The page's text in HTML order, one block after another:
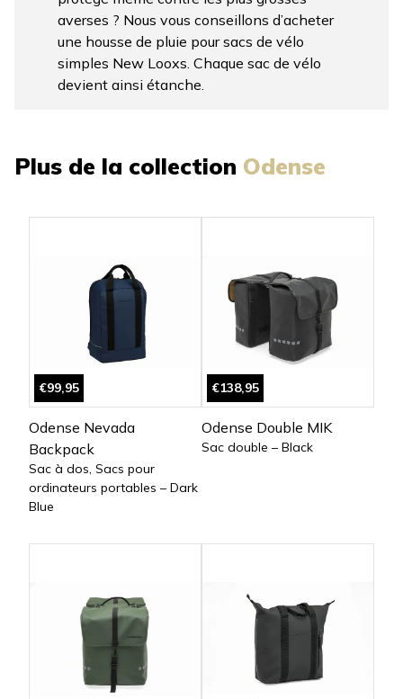
averses ? Nous vous conseillons d’acheter
une housse de pluie pour sacs de vélo
simples New Looxs. Chaque sac de vélo
devient ainsi étanche.
Plus de la collection Odense
€99,95
Odense Nevada
Backpack
Sac à dos, Sacs pour
ordinateurs portables – Dark
Blue
€138,95
Odense Double MIK
Sac double – Black